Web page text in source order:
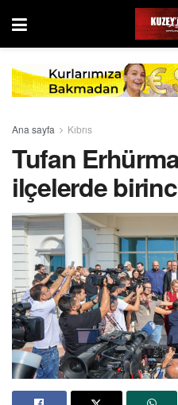
Ana sayfa Kıbrıs
Tufan
ilçelerde